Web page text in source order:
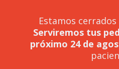
Estamos
Serviremos tus
próximo 24 de